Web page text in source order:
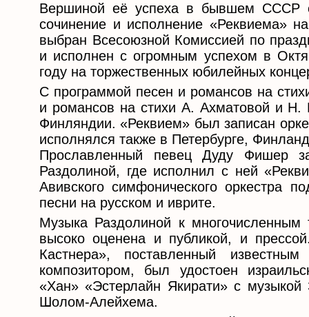
Вершиной её успеха в бывшем СССР
сочинение и исполнение «Реквиема»
выбран Всесоюзной Комиссией по
и исполнен с огромным успехом в
году на торжественных юбилейных
С программой песен и романсов на
и романсов на стихи А. Ахматовой и Н.
Финляндии. «Реквием» был записан
исполнялся также в Петербурге,
Прославленный певец Дуду Фишер
Раздолиной, где исполнил с ней
Авивского симфонического
песни на русском и иврите.
Музыка Раздолиной к многочисленным
высоко оценена и публикой, и
Кастнера», поставленный
композитором, был удостоен
«Хан» «Эстерлайн Якирати» с
Шолом-Алейхема.